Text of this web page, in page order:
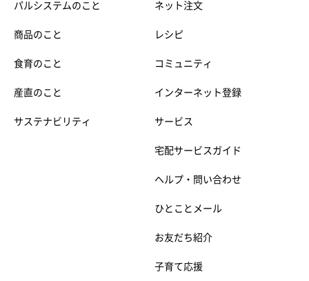
パルシステムのこと
商品のこと
食育のこと
産直のこと
サステナビリティ
ネット注文
レシピ
コミュニティ
インターネット登録
サービス
宅配サービスガイド
ヘルプ・問い合わせ
ひとことメール
お友だち紹介
子育て応援